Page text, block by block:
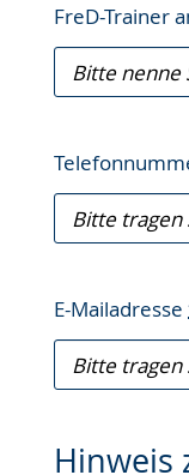
FreD-Trainer
E-Mailadresse
Hinweis